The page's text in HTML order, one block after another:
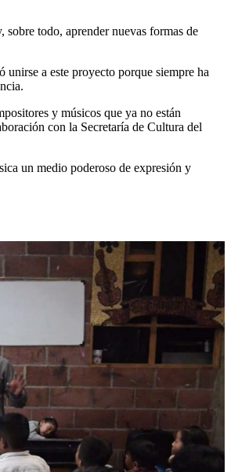
sobre todo, aprender nuevas formas de
a este proyecto porque siempre ha
y músicos que ya no están
con la Secretaría de Cultura del
un medio poderoso de expresión y